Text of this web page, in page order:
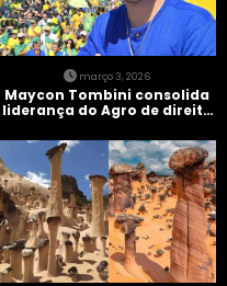
março 3, 2026
Maycon Tombini consolida
liderança do Agro de direita
Brasil” em Goiânia